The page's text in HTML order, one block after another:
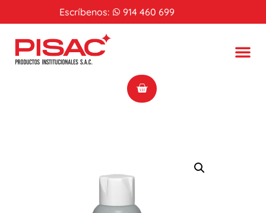
Escríbenos: 914 460 699